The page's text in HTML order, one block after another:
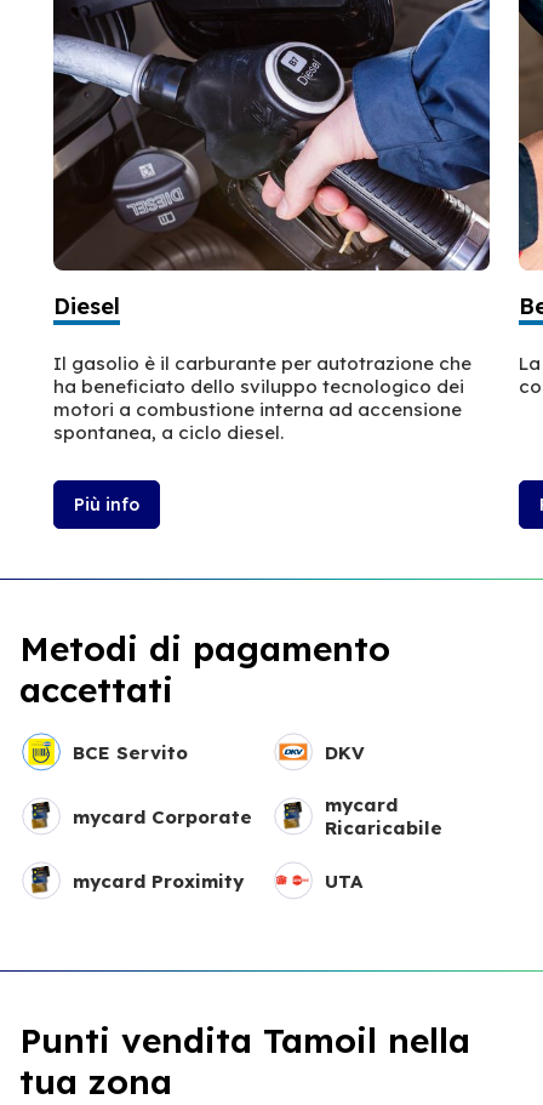
Diesel
Il gasolio è il carburante per autotrazione che
ha beneficiato dello sviluppo tecnologico dei
motori a combustione interna ad accensione
spontanea, a ciclo diesel.
Più info
Metodi di pagamento
accettati
BCE Servito DKV
mycard Corporate
mycard
Ricaricabile
mycard Proximity UTA
Punti vendita Tamoil nella
tua zona